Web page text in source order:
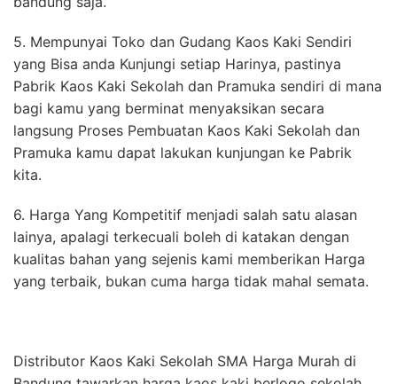
5. Mempunyai Toko dan Gudang Kaos Kaki Sendiri
yang Bisa anda Kunjungi setiap Harinya, pastinya
Pabrik Kaos Kaki Sekolah dan Pramuka sendiri di mana
bagi kamu yang berminat menyaksikan secara
langsung Proses Pembuatan Kaos Kaki Sekolah dan
Pramuka kamu dapat lakukan kunjungan ke Pabrik
kita.
6. Harga Yang Kompetitif menjadi salah satu alasan
lainya, apalagi terkecuali boleh di katakan dengan
kualitas bahan yang sejenis kami memberikan Harga
yang terbaik, bukan cuma harga tidak mahal semata.
Distributor Kaos Kaki Sekolah SMA Harga Murah di